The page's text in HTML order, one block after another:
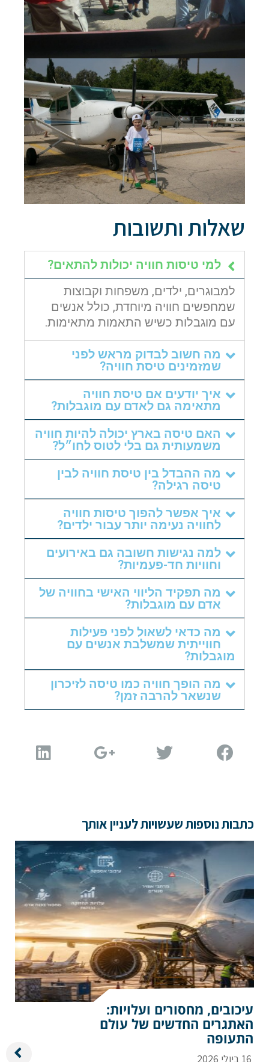
שאלות ותשובות
למי טיסות חוויה יכולות להתאים?
למבוגרים, ילדים, משפחות וקבוצות
שמחפשים חוויה מיוחדת, כולל אנשים
עם מוגבלות כשיש התאמות מתאימות.
מה חשוב לבדוק מראש לפני
שמזמינים טיסת חוויה?
איך יודעים אם טיסת חוויה
מתאימה גם לאדם עם מוגבלות?
האם טיסה בארץ יכולה להיות חוויה
משמעותית גם בלי לטוס לחו״ל?
מה ההבדל בין טיסת חוויה לבין
טיסה רגילה?
איך אפשר להפוך טיסות חוויה
לחוויה נעימה יותר עבור ילדים?
למה נגישות חשובה גם באירועים
וחוויות חד-פעמיות?
מה תפקיד הליווי האישי בחוויה של
אדם עם מוגבלות?
מה כדאי לשאול לפני פעילות
חווייתית שמשלבת אנשים עם
מוגבלות?
מה הופך חוויה כמו טיסה לזיכרון
שנשאר להרבה זמן?
כתבות נוספות שעשויות לעניין אותך
עיכובים, מחסורים ועלויות:
האתגרים החדשים של עולם
התעופה
16 ביולי 2026
אם הגעתם לפה,
סימן שאתם מעוניינים
בפרטים נוספים.
נשמח לשוחח אתכם, לענות על כל שאלה
ולעזור לכם להגשים את החלומות שלכם בעולם התעופה.
השאירו לנו פרטים ונחזור אליכם.
שם פרטי
דוא"ל
טלפון
הערות ושאלות
שלח הודעה